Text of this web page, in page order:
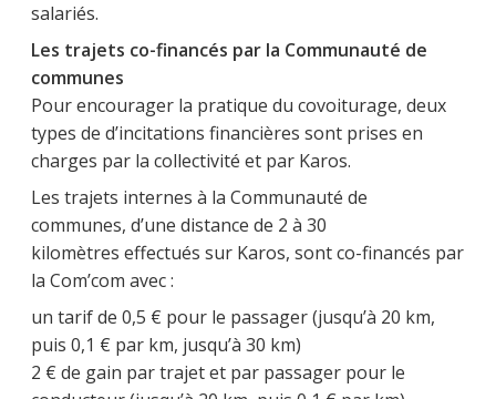
salariés.
Les trajets co-financés par la Communauté de
communes
Pour encourager la pratique du covoiturage, deux
types de d’incitations financières sont prises en
charges par la collectivité et par Karos.
Les trajets internes à la Communauté de
communes, d’une distance de 2 à 30
kilomètres effectués sur Karos, sont co-financés par
la Com’com avec :
un tarif de 0,5 € pour le passager (jusqu’à 20 km,
puis 0,1 € par km, jusqu’à 30 km)
2 € de gain par trajet et par passager pour le